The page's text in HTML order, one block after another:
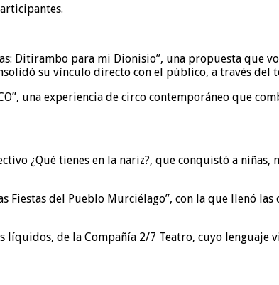
Ditirambo para mi Dionisio”, una propuesta que
su vínculo directo con el público, a través del
una experiencia de circo contemporáneo que
¿Qué tienes en la nariz?, que conquistó a
del Pueblo Murciélago”, con la que llenó
líquidos, de la Compañía 2/7 Teatro, cuyo